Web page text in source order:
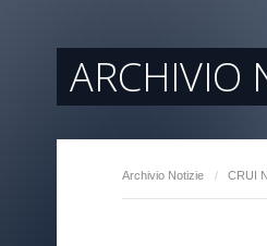
ARCHIVIO
Archivio Notizie / CRUI